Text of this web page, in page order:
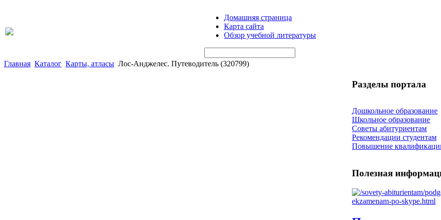
Домашняя страница
Карта сайта
Обзор учебной литературы
Главная Каталог Карты, атласы Лос-Анджелес. Путеводитель (320799)
Разделы портала
Дошкольное образование
Школьное образование
Советы абитуриентам
Рекомендации студентам
Повышение
Полезная